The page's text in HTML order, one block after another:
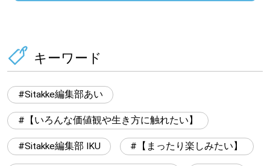
キーワード
Sitakke編集部あい
【いろんな価値観や生き方に触れたい】
Sitakke編集部 IKU 【まったり楽しみたい】